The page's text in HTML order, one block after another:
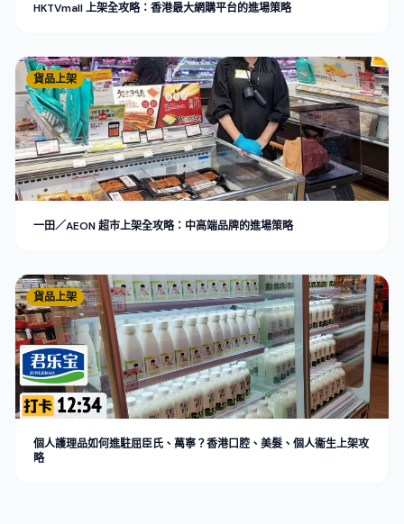
HKTVmall 上架全攻略：香港最大網購平台的進場策略
貨品上架
一田／AEON 超市上架全攻略：中高端品牌的進場策略
貨品上架
個人護理品如何進駐屈臣氏、萬寧？香港口腔、美髮、個人衞生上架攻
略